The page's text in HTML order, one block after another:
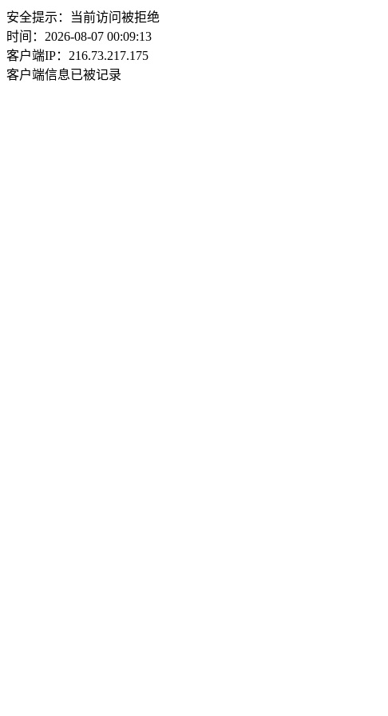
安全提示：当前访问被拒绝
时间：2026-08-07 00:09:13
客户端IP：216.73.217.175
客户端信息已被记录